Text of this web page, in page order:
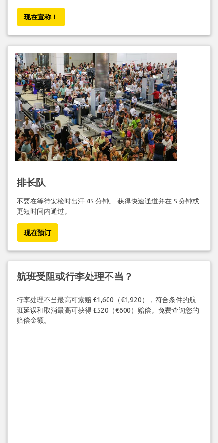
现在宣称！
排长队
不要在等待安检时出汗 45 分钟。 获得快速通道并在 5 分钟或
更短时间内通过。
现在预订
航班受阻或行李处理不当？
行李处理不当最高可索赔 £1,600（€1,920），符合条件的航
班延误和取消最高可获得 £520（€600）赔偿。免费查询您的
赔偿金额。